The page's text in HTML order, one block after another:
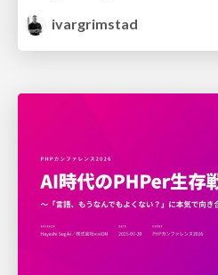
ivargrimstad